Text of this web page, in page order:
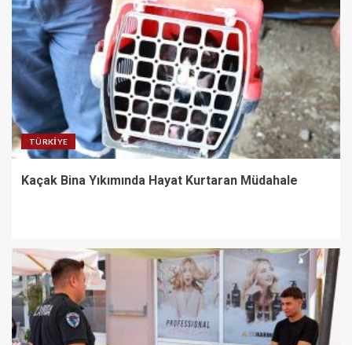
TÜRKIYE
Kaçak Bina Yıkımında Hayat Kurtaran Müdahale